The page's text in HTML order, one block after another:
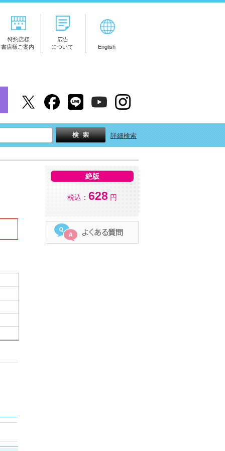
特約店様
書店様ご案内
広告
について
English
詳細検索
絶版
税込： 628 円